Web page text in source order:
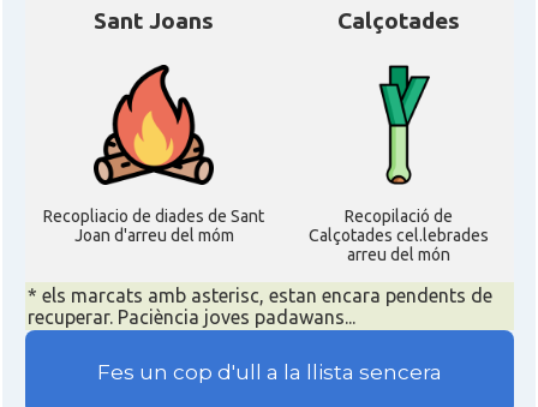
Sant Joans
Recopliacio de diades de Sant
Joan d'arreu del móm
Calçotades
Recopilació de
Calçotades cel.lebrades
arreu del món
* els marcats amb asterisc, estan encara pendents de
recuperar. Paciència joves padawans...
Fes un cop d'ull a la llista sencera